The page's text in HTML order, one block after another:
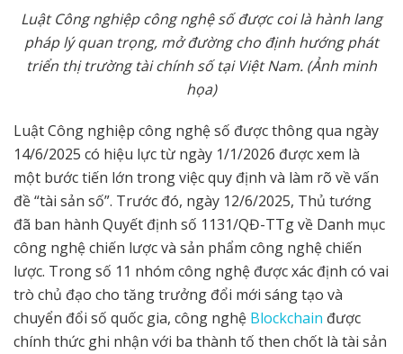
Luật Công nghiệp công nghệsốđược coi là hành lang
pháp lý quan trọng, mởđường cho định hướng phát
triển thịtrường tài chính sốtại Việt Nam. (Ảnh minh
họa)
Luật Công nghiệp công nghệ số được thông qua ngày
14/6/2025 có hiệu lực từ ngày 1/1/2026 được xem là
một bước tiến lớn trong việc quy định và làm rõ về vấn
đề “tài sản số”. Trước đó, ngày 12/6/2025, Thủ tướng
đã ban hành Quyết định số 1131/QĐ-TTg về Danh mục
công nghệ chiến lược và sản phẩm công nghệ chiến
lược. Trong số 11 nhóm công nghệ được xác định có vai
trò chủ đạo cho tăng trưởng đổi mới sáng tạo và
chuyển đổi số quốc gia, công nghệ Blockchain được
chính thức ghi nhận với ba thành tố then chốt là tài sản